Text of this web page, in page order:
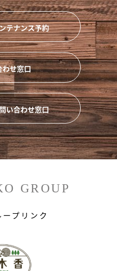
テナンス予約
わせ窓口
い合わせ窓口
GROUP
プリンク